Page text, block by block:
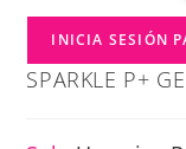
INICIA SESIÓN
SPARKLE P+